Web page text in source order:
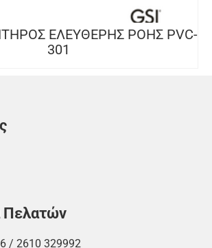
ΕΛΕΥΘΕΡΗΣ ΡΟΗΣ PVC-
301
Πελατών
/ 2610 329992